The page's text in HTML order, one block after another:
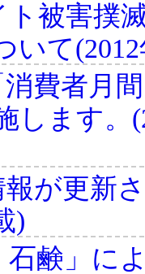
ト被害撲
いて
費者月
します。
が更新
)
石鹸」に